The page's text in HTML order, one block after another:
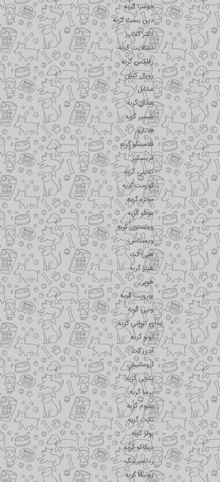
جوسرا گربه
دین بست گربه
دکتر کلادرز
دنتالایت گربه
رفلکس گربه
رویال کنین
سانابل
سانال گربه
شسیر گربه
فلاتازور
فلامینگو گربه
فریسکیز
کلاینی گربه
گورمت گربه
مونژه گربه
مونلو گربه
وینستون گربه
ویسکاس
هپی کت
هیلز گربه
هوبی
یوروپت گربه
ونپی گربه
غذای ایرانی گربه
اونو گربه
آدی کت
آروماتیش
پتچی گربه
پرسا گربه
پتیوم گربه
تاپت گربه
پولر گربه
دیکاکو گربه
رداسپرینگ
روتیکا گربه